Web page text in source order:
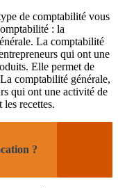
de comptabilité vous
: la
La comptabilité
qui ont une
Elle permet de
comptabilité générale,
qui ont une activité de
recettes.
?